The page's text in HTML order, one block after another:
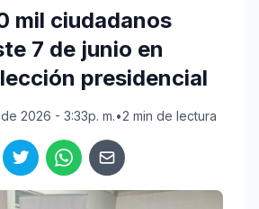
mil ciudadanos
7 de junio en
presidencial
2026 - 3:33p. m.•2 min de lectura